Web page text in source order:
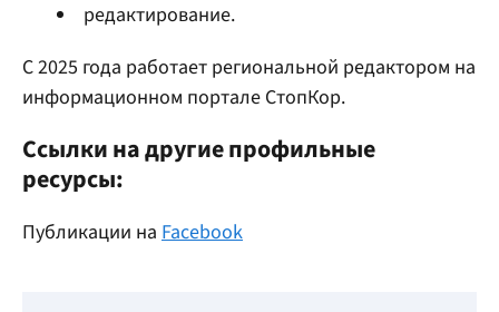
редактирование.
С 2025 года работает региональной редактором на
информационном портале СтопКор.
Ссылки на другие профильные
ресурсы:
Публикации на Facebook